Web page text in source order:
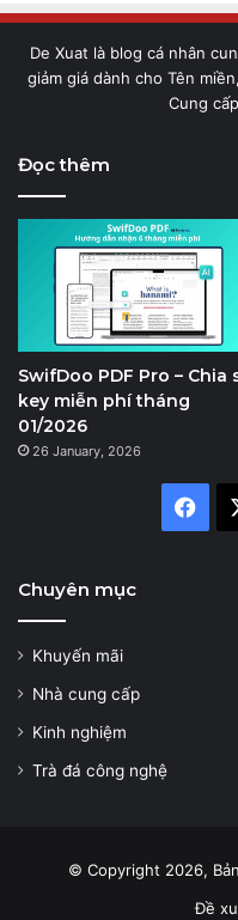
De Xuat là blog cá nhân
giảm giá dành cho Tên
Cung
Đọc thêm
SwifDoo PDF Pro – Chia
key miễn phí tháng
01/2026
26 January, 2026
Chuyên mục
Khuyến mãi
Nhà cung cấp
Kinh nghiệm
Trà đá công nghệ
© Copyright 2026,
Đề